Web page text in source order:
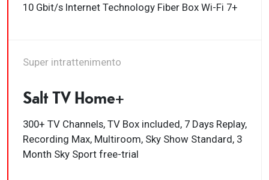
10 Gbit/s Internet Technology Fiber Box Wi-Fi 7+
Super intrattenimento
Salt TV Home+
300+ TV Channels, TV Box included, 7 Days Replay,
Recording Max, Multiroom, Sky Show Standard, 3
Month Sky Sport free-trial